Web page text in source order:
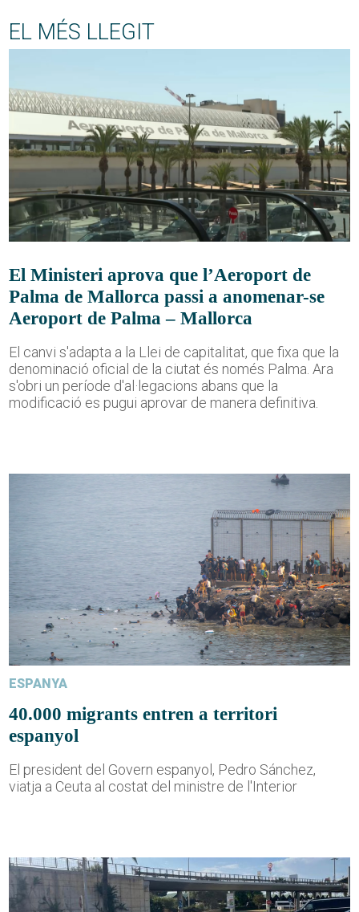
EL MÉS LLEGIT
El Ministeri aprova que l’Aeroport de
Palma de Mallorca passi a anomenar-se
Aeroport de Palma – Mallorca
El canvi s'adapta a la Llei de capitalitat, que fixa que la
denominació oficial de la ciutat és només Palma. Ara
s'obri un període d'al·legacions abans que la
modificació es pugui aprovar de manera definitiva.
ESPANYA
40.000 migrants entren a territori
espanyol
El president del Govern espanyol, Pedro Sánchez,
viatja a Ceuta al costat del ministre de l'Interior